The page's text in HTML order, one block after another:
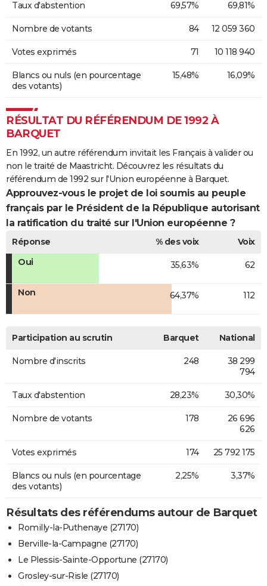
Taux d'abstention 69,57% 69,81%
Nombre de votants 84 12 059 360
Votes exprimés 71 10 118 940
Blancs ou nuls (en pourcentage
des votants)
15,48% 16,09%
RÉSULTAT DU RÉFÉRENDUM DE 1992 À
BARQUET
En 1992, un autre référendum invitait les Français à valider ou
non le traité de Maastricht. Découvrez les résultats du
référendum de 1992 sur l'Union européenne à Barquet.
Approuvez-vous le projet de loi soumis au peuple
français par le Président de la République autorisant
la ratification du traité sur l'Union européenne ?
Réponse % des voix
Voix
Oui
35,63% 62
Non 64,37% 112
Participation au scrutin Barquet National
Nombre d'inscrits 248
38 299
794
Taux d'abstention 28,23% 30,30%
Nombre de votants 178
26 696
626
Votes exprimés 174 25 792 175
Blancs ou nuls (en pourcentage
des votants)
2,25% 3,37%
Résultats des référendums autour de Barquet
Romilly-la-Puthenaye (27170)
Berville-la-Campagne (27170)
Le Plessis-Sainte-Opportune (27170)
Grosley-sur-Risle (27170)